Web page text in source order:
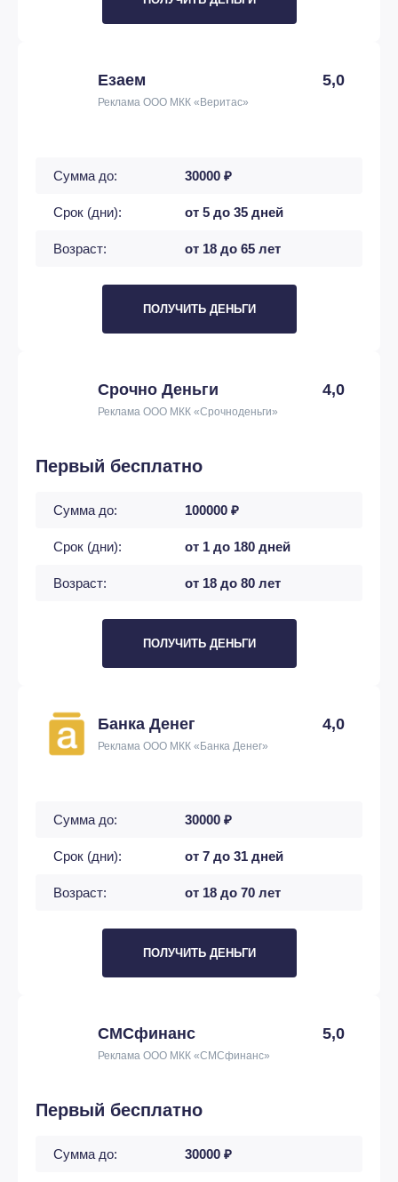
Езаем 5,0
Реклама ООО МКК «Веритас»
Сумма до: 30000 ₽
Срок (дни): от 5 до 35 дней
Возраст: от 18 до 65 лет
ПОЛУЧИТЬ ДЕНЬГИ
Срочно Деньги 4,0
Реклама ООО МКК «Срочноденьги»
Первый бесплатно
Сумма до: 100000 ₽
Срок (дни): от 1 до 180 дней
Возраст: от 18 до 80 лет
ПОЛУЧИТЬ ДЕНЬГИ
Банка Денег 4,0
Реклама ООО МКК «Банка Денег»
Сумма до: 30000 ₽
Срок (дни): от 7 до 31 дней
Возраст: от 18 до 70 лет
ПОЛУЧИТЬ ДЕНЬГИ
СМСфинанс 5,0
Реклама ООО МКК «СМСфинанс»
Первый бесплатно
Сумма до: 30000 ₽